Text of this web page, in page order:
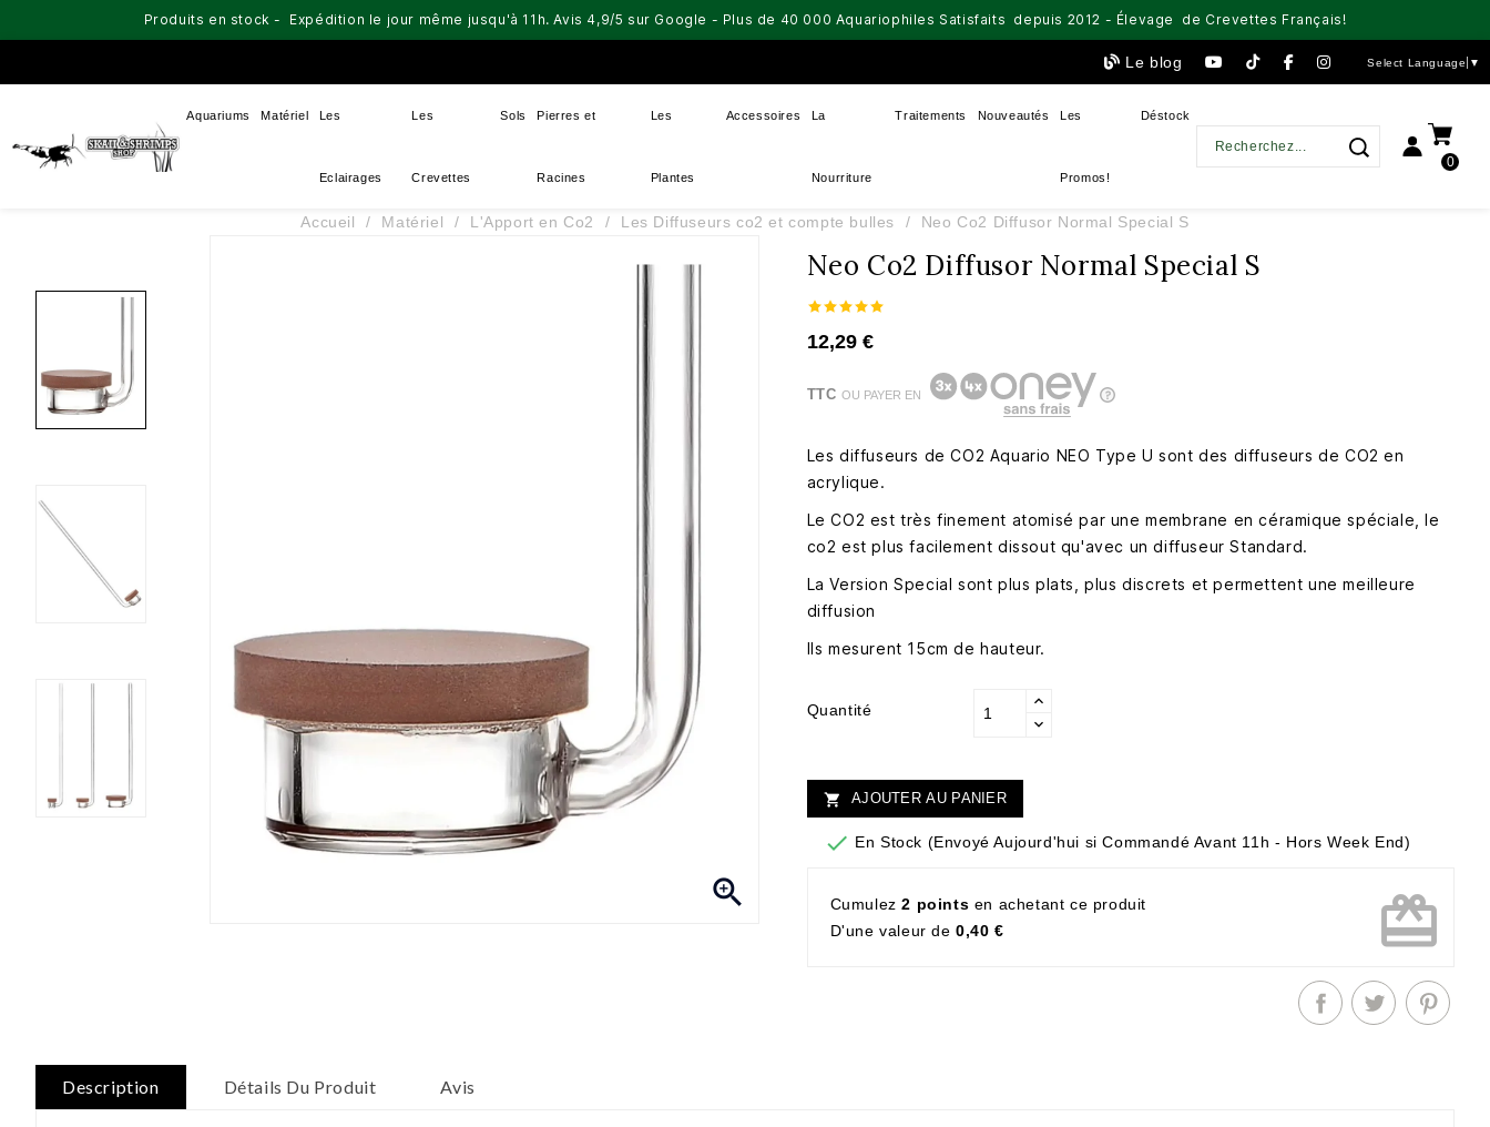
Produits en stock - Expédition le jour même jusqu'à 11h. Avis 4,9/5 sur Google - Plus de 40 000 Aquariophiles Satisfaits depuis 2012 - Élevage de Crevettes Français!
Le blog Select Language ▼
Aquariums Matériel Les
Eclairages
Les
Crevettes
Sols Pierres et
Racines
Les
Plantes
Accessoires La
Nourriture
Traitements Nouveautés Les
Promos!
Déstock
0
Accueil Matériel L'Apport en Co2 Les Diffuseurs co2 et compte bulles Neo Co2 Diffusor Normal Special S

Neo Co2 Diffusor Normal Special S
12,29 €
TTCOU PAYER EN
Les diffuseurs de CO2 Aquario NEO Type U sont des diffuseurs de CO2 en
acrylique.
Le CO2 est très finement atomisé par une membrane en céramique spéciale, le
co2 est plus facilement dissout qu'avec un diffuseur Standard.
La Version Special sont plus plats, plus discrets et permettent une meilleure
diffusion
Ils mesurent 15cm de hauteur.
Quantité
 AJOUTER AU PANIER
 En Stock (Envoyé Aujourd'hui si Commandé Avant 11h - Hors Week End)
Cumulez2 points en achetant ce produit
D'une valeur de0,40 € card_giftcard
Description Détails Du Produit Avis